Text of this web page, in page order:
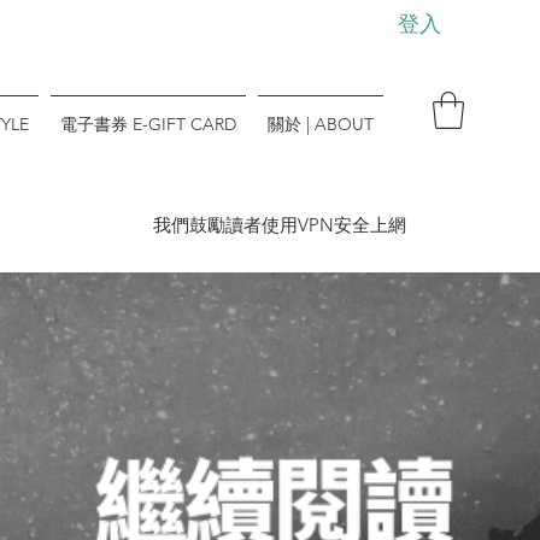
登入
電子書券 E-GIFT CARD 關於 | ABOUT
​我們鼓勵讀者使用VPN安全上網